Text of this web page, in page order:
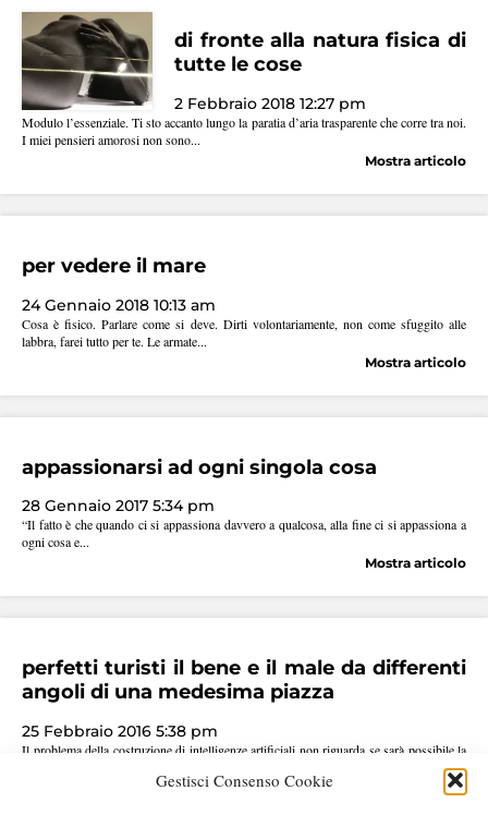
Gestisci Consenso Cookie
di fronte alla natura fisica di
tutte le cose
2 Febbraio 2018 12:27 pm
Modulo l’essenziale. Ti sto accanto lungo la paratia d’aria trasparente che corre tra noi.
I miei pensieri amorosi non sono...
Mostra articolo
per vedere il mare
24 Gennaio 2018 10:13 am
Cosa è fisico. Parlare come si deve. Dirti volontariamente, non come sfuggito alle
labbra, farei tutto per te. Le armate...
Mostra articolo
appassionarsi ad ogni singola cosa
28 Gennaio 2017 5:34 pm
“Il fatto è che quando ci si appassiona davvero a qualcosa, alla fine ci si appassiona a
ogni cosa e...
Mostra articolo
perfetti turisti il bene e il male da differenti
angoli di una medesima piazza
25 Febbraio 2016 5:38 pm
Il problema della costruzione di intelligenze artificiali non riguarda se sarà possibile la
Mostra articolo